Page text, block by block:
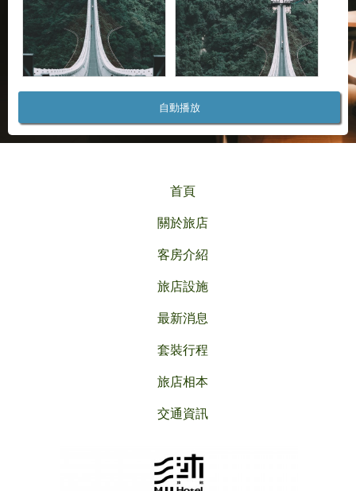
自動播放
首頁
關於旅店
客房介紹
旅店設施
最新消息
套裝行程
旅店相本
交通資訊